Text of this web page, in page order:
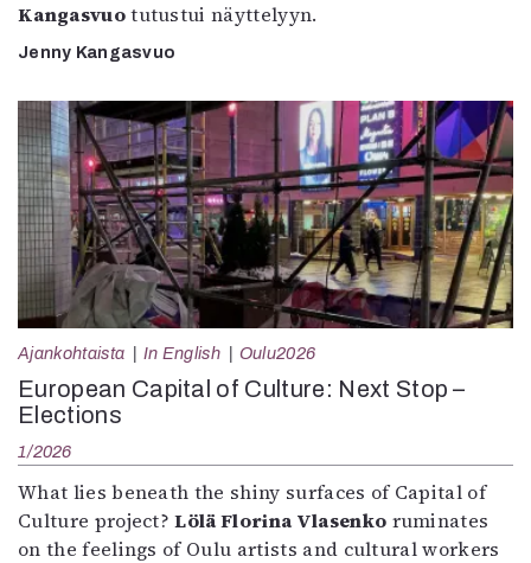
Kangasvuotutustui näyttelyyn.
Jenny Kangasvuo
Ajankohtaista In English Oulu2026
European Capital of Culture: Next Stop –
Elections
1/2026
What lies beneath the shiny surfaces of Capital of
Culture project?Lölä Florina Vlasenko ruminates
on the feelings of Oulu artists and cultural workers